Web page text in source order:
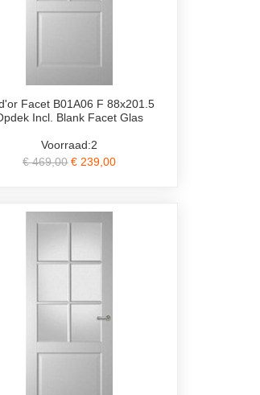
Facet B01A06 F 88x201.5
Incl. Blank Facet Glas
Voorraad:2
€ 469,00 € 239,00